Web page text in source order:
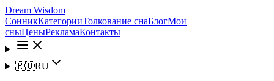
Dream Wisdom
СонникКатегорииТолкование снаБлогМои
сныЦеныРекламаКонтакты
🇷🇺RU